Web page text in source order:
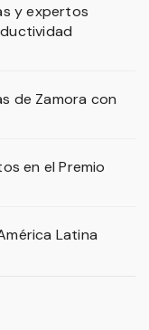
y expertos
de Zamora con
en el Premio
Latina